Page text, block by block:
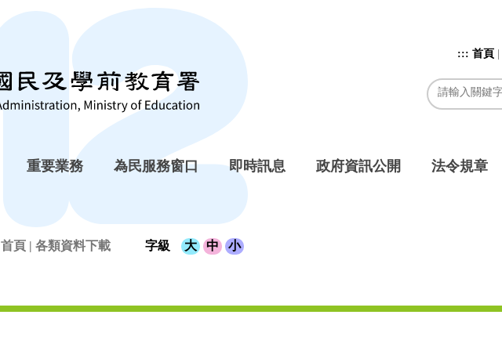
::: 首頁
重要業務 為民服務窗口 即時訊息 政府資訊公開 法令規章
首頁 | 各類資料下載 字級 大 中 小